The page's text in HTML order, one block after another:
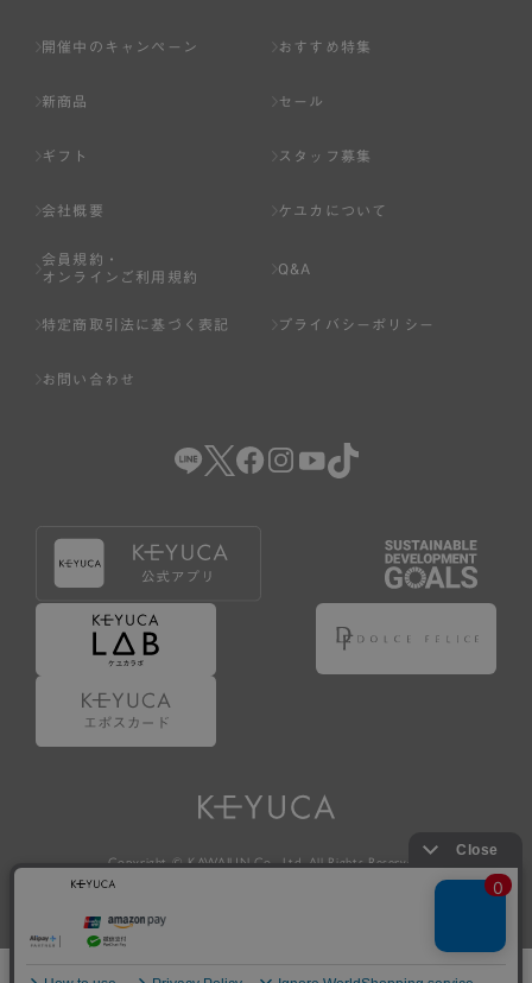
開催中のキャンペーン おすすめ特集
新商品 セール
ギフト スタッフ募集
会社概要 ケユカについて
会員規約・
オンラインご利用規約
Q&A
特定商取引法に基づく表記 プライバシーポリシー
お問い合わせ
Copyright © KAWAJUN Co., Ltd. All Rights Reserved.